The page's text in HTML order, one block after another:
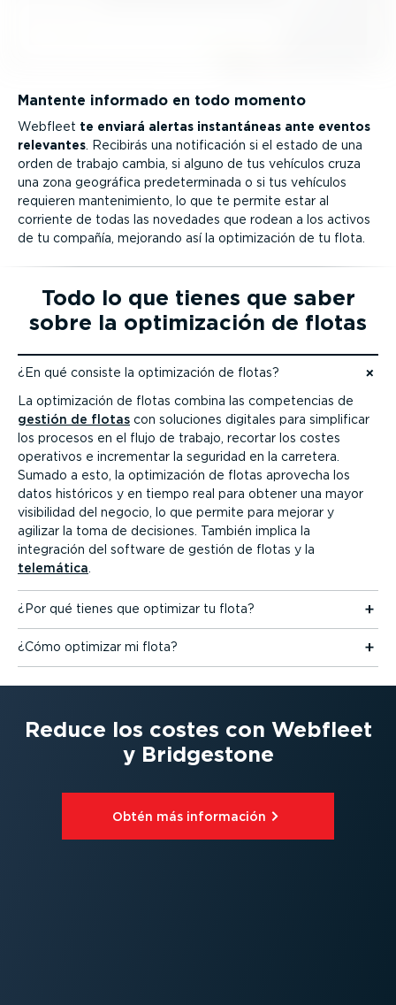
Mantente informado en todo momento
Webfleet te enviará alertas instan­táneas ante eventos
relevantes . Recibirás una notifi­cación si el estado de una
orden de trabajo cambia, si alguno de tus vehículos cruza
una zona geográfica prede­ter­minada o si tus vehículos
requieren mante­ni­miento, lo que te permite estar al
corriente de todas las novedades que rodean a los activos
de tu compañía, mejorando así la optimi­zación de tu flota.
Todo lo que tienes que saber
sobre la optimi­zación de flotas
¿En qué consiste la optimi­zación de flotas?
Ir al contenido
La optimi­zación de flotas combina las compe­tencias de
gestión de flotas con soluciones digitales para simplificar
los procesos en el flujo de trabajo, recortar los costes
operativos e incrementar la seguridad en la carretera.
Sumado a esto, la optimi­zación de flotas aprovecha los
datos históricos y en tiempo real para obtener una mayor
visibilidad del negocio, lo que permite para mejorar y
agilizar la toma de decisiones. También implica la
integración del software de gestión de flotas y la
telemática
¿Por qué tienes que optimizar tu flota?
¿Cómo optimizar mi flota?
Reduce los costes con Webfleet
y Bridgestone
Obtén más información⁠